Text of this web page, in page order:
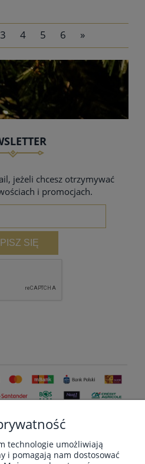
3 4 5 6 »
jeżeli chcesz otrzymywać
i promocjach.
SIĘ
technologie umożliwiają
i pomagają nam dostosować